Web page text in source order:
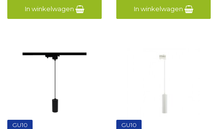
In winkelwagen In winkelwagen
GU10 GU10